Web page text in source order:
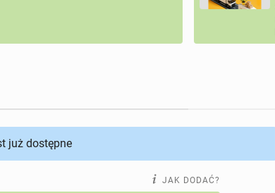
już dostępne
JAK DODAĆ?